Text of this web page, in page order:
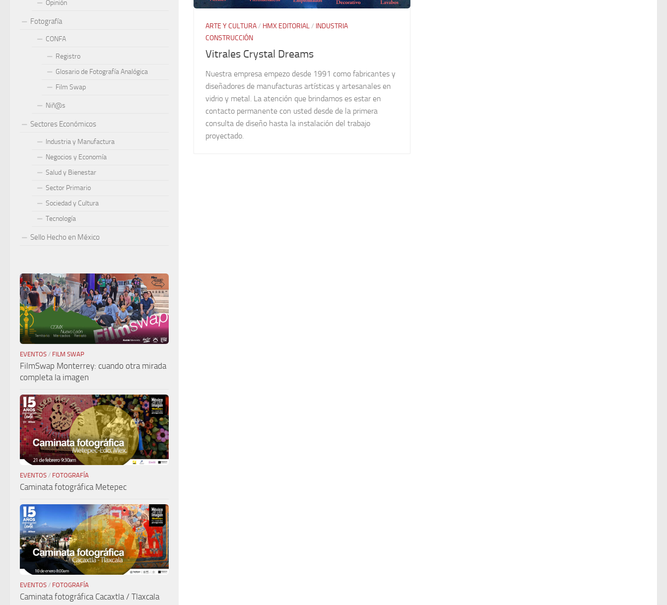
ARTE Y CULTURA/ HMX EDITORIAL/ INDUSTRIA
CONSTRUCCIÓN
Vitrales Crystal Dreams
Nuestra empresa empezo desde 1991 como fabricantes y
diseñadores de manufacturas artísticas y artesanales en
vidrio y metal. La atención que brindamos es estar en
contacto permanente con usted desde de la primera
consulta de diseño hasta la instalación del trabajo
proyectado.
Opinión
Fotografía
CONFA
Registro
Glosario de Fotografía Analógica
Film Swap
Niñ@s
Sectores Económicos
Industria y Manufactura
Negocios y Economía
Salud y Bienestar
Sector Primario
Sociedad y Cultura
Tecnología
Sello Hecho en México
EVENTOS / FILM SWAP
FilmSwap Monterrey: cuando otra mirada
completa la imagen
EVENTOS / FOTOGRAFÍA
Caminata fotográfica Metepec
EVENTOS / FOTOGRAFÍA
Caminata fotográfica Cacaxtla / Tlaxcala